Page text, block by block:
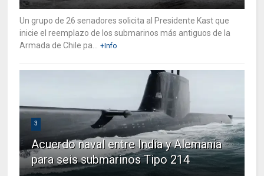
Un grupo de 26 senadores solicita al Presidente Kast que
inicie el reemplazo de los submarinos más antiguos de la
Armada de Chile pa...
+Info
3
Acuerdo naval entre India y Alemania
para seis submarinos Tipo 214